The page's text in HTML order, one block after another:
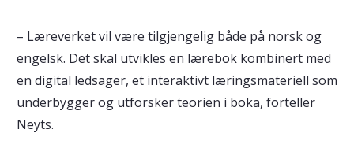
– Læreverket vil være tilgjengelig både på norsk og
engelsk. Det skal utvikles en lærebok kombinert med
en digital ledsager, et interaktivt læringsmateriell som
underbygger og utforsker teorien i boka, forteller
Neyts.